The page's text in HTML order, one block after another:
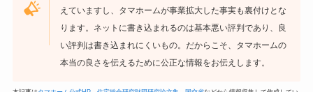
えていますし、タマホームが事業拡大した事実も裏付けとな
ります。ネットに書き込まれるのは基本悪い評判であり、良
い評判は書き込まれにくいもの。だからこそ、タマホームの
本当の良さを伝えるために公正な情報をお伝えします。